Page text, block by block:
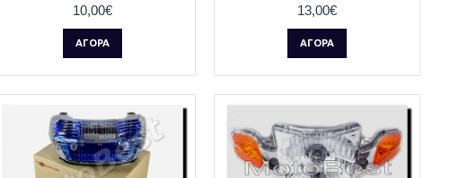
10,00€
ΑΓΟΡΆ
13,00€
ΑΓΟΡΆ